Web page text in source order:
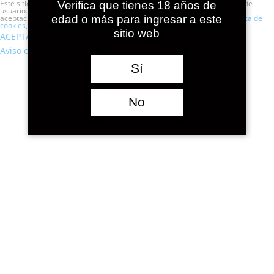
Este sitio web utiliza cookies para que usted tenga la mejor experiencia de
usuario. Si continúa navegando está dando su consentimiento para la
aceptación de las mencionadas cookies y la aceptación de nuestra política de
cookies, pinche el enlace para mayor información.plugin cookies
ACEPTAR
Aviso de cookies
Verifica que tienes 18 años de
edad o más para ingresar a este
sitio web
Sí
No